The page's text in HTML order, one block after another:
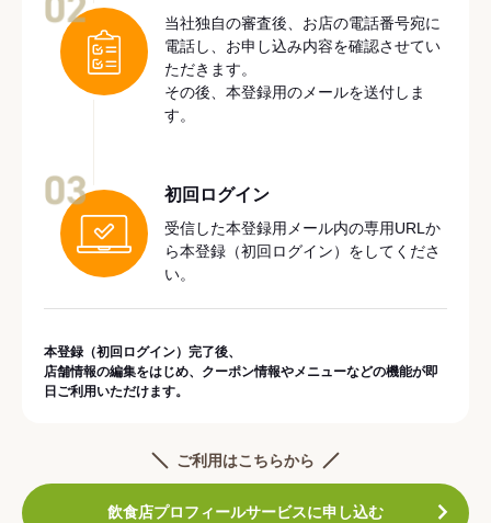
当社独自の審査後、お店の電話番号宛に
電話し、お申し込み内容を確認させてい
ただきます。
その後、本登録用のメールを送付しま
す。
初回ログイン
受信した本登録用メール内の専用URLか
ら本登録（初回ログイン）をしてくださ
い。
本登録（初回ログイン）完了後、
店舗情報の編集をはじめ、クーポン情報やメニューなどの機能が即
日ご利用いただけます。
ご利用はこちらから
飲食店プロフィールサービスに申し込む